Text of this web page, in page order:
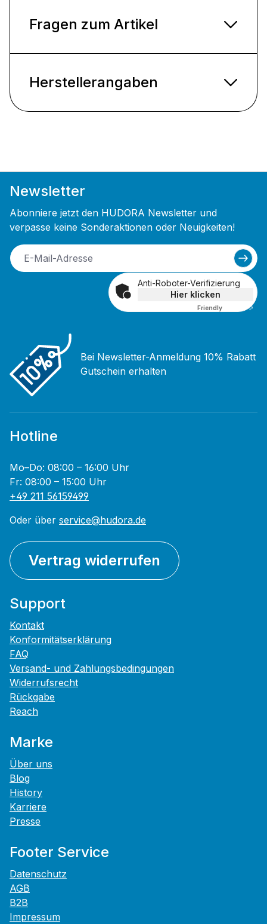
Fragen zum Artikel
Herstellerangaben
Newsletter
Abonniere jetzt den HUDORA Newsletter und
verpasse keine Sonderaktionen oder Neuigkeiten!
Anti-Roboter-Verifizierung
Hier klicken
Friendly Captcha ⇗
Bei Newsletter-Anmeldung 10% Rabatt
Gutschein erhalten
Hotline
Mo–Do: 08:00 – 16:00 Uhr
Fr: 08:00 – 15:00 Uhr
+49 211 56159499
Oder über service@hudora.de
Vertrag widerrufen
Support
Kontakt
Konformitätserklärung
FAQ
Versand- und Zahlungsbedingungen
Widerrufsrecht
Rückgabe
Reach
Marke
Über uns
Blog
History
Karriere
Presse
Footer Service
Datenschutz
AGB
B2B
Impressum